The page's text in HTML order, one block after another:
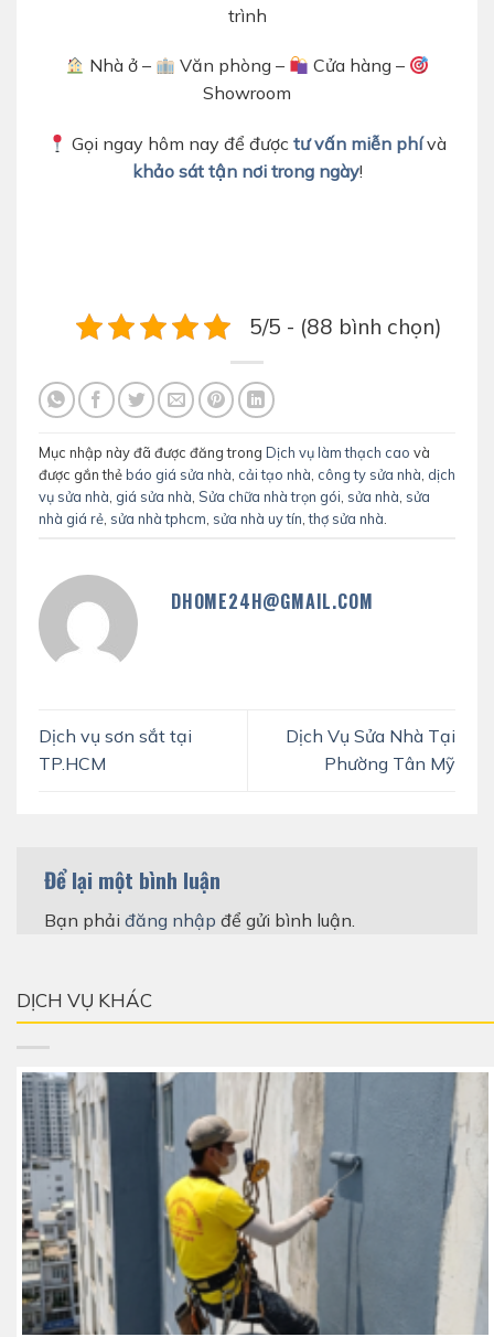
trình
Nhà ở – Văn phòng –
Cửa hàng –
Showroom
Gọi ngay hôm nay để đượctư vấn miễn phívà
khảo sát tận nơi trong ngày!
5/5 - (88 bình chọn)
Mục nhập này đã được đăng trong Dịch vụ làm thạch cao và
được gắn thẻ báo giá sửa nhà cải tạo nhà công ty sửa nhà dịch
vụ sửa nhà giá sửa nhà Sửa chữa nhà trọn gói sửa nhà sửa
nhà giá rẻ sửa nhà tphcm sửa nhà uy tín ,thợ sửa nhà
DHOME24H@GMAIL.COM
Dịch vụ sơn sắt tại
TP.HCM
Dịch Vụ Sửa Nhà Tại
Phường Tân Mỹ
Để lại một bình luận
Bạn phải đăng nhập để gửi bình luận.
DỊCH VỤ KHÁC